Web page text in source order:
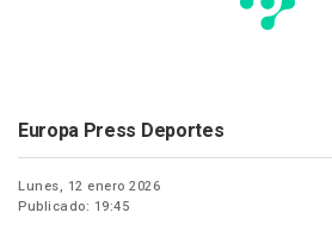
Europa Press Deportes
Lunes, 12 enero 2026
Publicado: 19:45